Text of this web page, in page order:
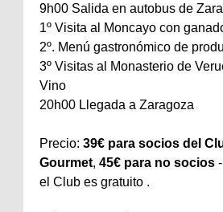
9h00 Salida en autobus de
1º Visita al Moncayo con
2º. Menú gastronómico de
3º Visitas al Monasterio de
Vino
20h00 Llegada a Zaragoza
Precio: 39€ para socios del
Gourmet, 45€ para no socios
el Club es gratuito .